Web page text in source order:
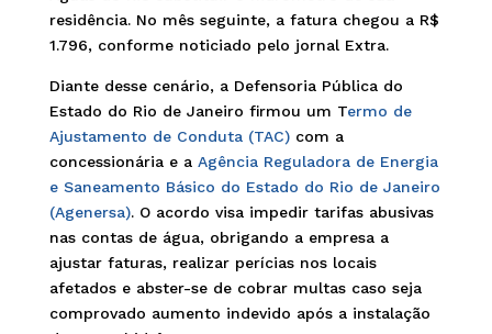
residência. No mês seguinte, a fatura chegou a R$
1.796, conforme noticiado pelo jornal Extra.
Diante desse cenário, a Defensoria Pública do
Estado do Rio de Janeiro firmou um Termo de
Ajustamento de Conduta (TAC)com a
concessionária e a Agência Reguladora de Energia
e Saneamento Básico do Estado do Rio de Janeiro
(Agenersa). O acordo visa impedir tarifas abusivas
nas contas de água, obrigando a empresa a
ajustar faturas, realizar perícias nos locais
afetados e abster-se de cobrar multas caso seja
comprovado aumento indevido após a instalação